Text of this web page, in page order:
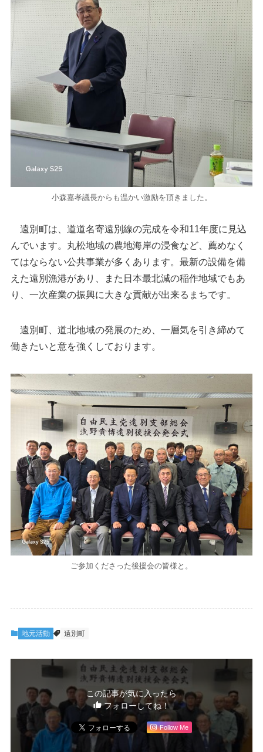
小森嘉孝議長からも温かい激励を頂きました。
遠別町は、道道名寄遠別線の完成を令和11年度に見込
んでいます。丸松地域の農地海岸の浸食など、薦めなく
てはならない公共事業が多くあります。最新の設備を備
えた遠別漁港があり、また日本最北減の稲作地域でもあ
り、一次産業の振興に大きな貢献が出来るまちです。
遠別町、道北地域の発展のため、一層気を引き締めて
働きたいと意を強くしております。
ご参加くださった後援会の皆様と。
地元活動 遠別町
この記事が気に入ったら
フォローしてね！
Follow Me